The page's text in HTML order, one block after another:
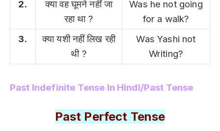
2.
क्या वह घूमने नहीं जा
रहा था ?
Was he not going
for a walk?
3.
क्या यशी नहीं लिख रही
थी ?
Was Yashi not
Writing?
Past Indefinite Tense In Hindi/Past Tense
Past Perfect Tense